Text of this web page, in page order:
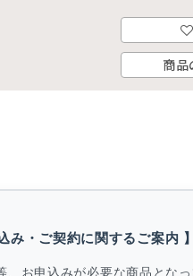
商品
み・ご契約に関するご案内 】
、お申込みが必要な商品となっ